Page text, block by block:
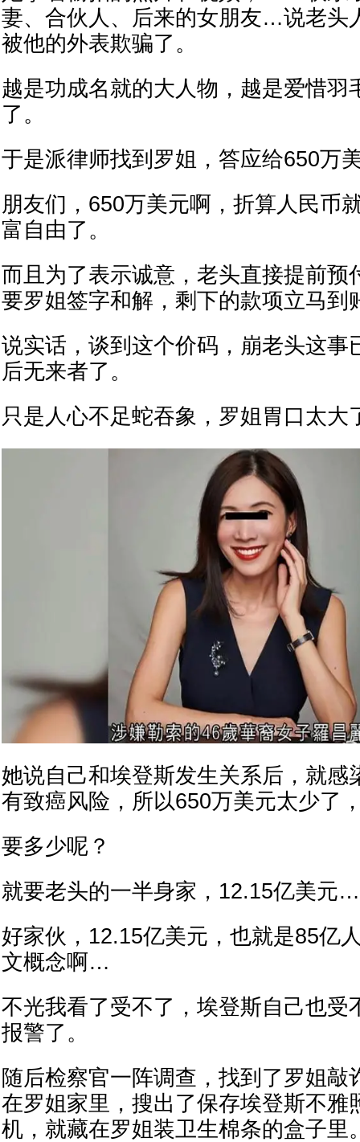
妻、合伙人、后来的女朋友…说老头
被他的外表欺骗了。
越是功成名就的大人物，越是爱惜羽
了。
于是派律师找到罗姐，答应给650万
朋友们，650万美元啊，折算人民币
富自由了。
而且为了表示诚意，老头直接提前预
要罗姐签字和解，剩下的款项立马到
说实话，谈到这个价码，崩老头这事
后无来者了。
只是人心不足蛇吞象，罗姐胃口太大
她说自己和埃登斯发生关系后，就感
有致癌风险，所以650万美元太少了
要多少呢？
就要老头的一半身家，12.15亿美元…
好家伙，12.15亿美元，也就是85亿
文概念啊…
不光我看了受不了，埃登斯自己也受
报警了。
随后检察官一阵调查，找到了罗姐敲
在罗姐家里，搜出了保存埃登斯不雅
机，就藏在罗姐装卫生棉条的盒子里